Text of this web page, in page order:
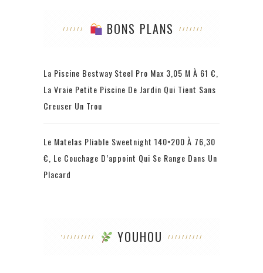
BONS PLANS
La Piscine Bestway Steel Pro Max 3,05 M À 61 €,
La Vraie Petite Piscine De Jardin Qui Tient Sans
Creuser Un Trou
Le Matelas Pliable Sweetnight 140×200 À 76,30
€, Le Couchage D’appoint Qui Se Range Dans Un
Placard
YOUHOU